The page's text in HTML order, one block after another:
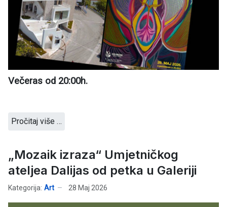
Večeras od 20:00h.
Pročitaj više …
„Mozaik izraza“ Umjetničkog
ateljea Dalijas od petka u Galeriji
Kategorija: Art 28 Maj 2026